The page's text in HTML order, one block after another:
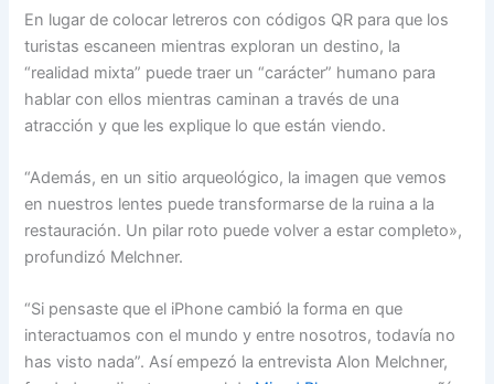
En lugar de colocar letreros con códigos QR para que los
turistas escaneen mientras exploran un destino, la
“realidad mixta” puede traer un “carácter” humano para
hablar con ellos mientras caminan a través de una
atracción y que les explique lo que están viendo.
“Además, en un sitio arqueológico, la imagen que vemos
en nuestros lentes puede transformarse de la ruina a la
restauración. Un pilar roto puede volver a estar completo»,
profundizó Melchner.
“Si pensaste que el iPhone cambió la forma en que
interactuamos con el mundo y entre nosotros, todavía no
has visto nada”. Así empezó la entrevista Alon Melchner,